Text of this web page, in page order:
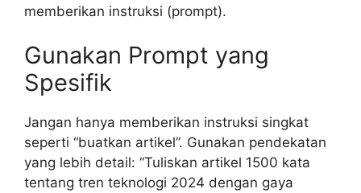
memberikan instruksi (prompt).
Gunakan Prompt yang
Spesifik
Jangan hanya memberikan instruksi singkat
seperti “buatkan artikel”. Gunakan pendekatan
yang lebih detail: “Tuliskan artikel 1500 kata
tentang tren teknologi 2024 dengan gaya